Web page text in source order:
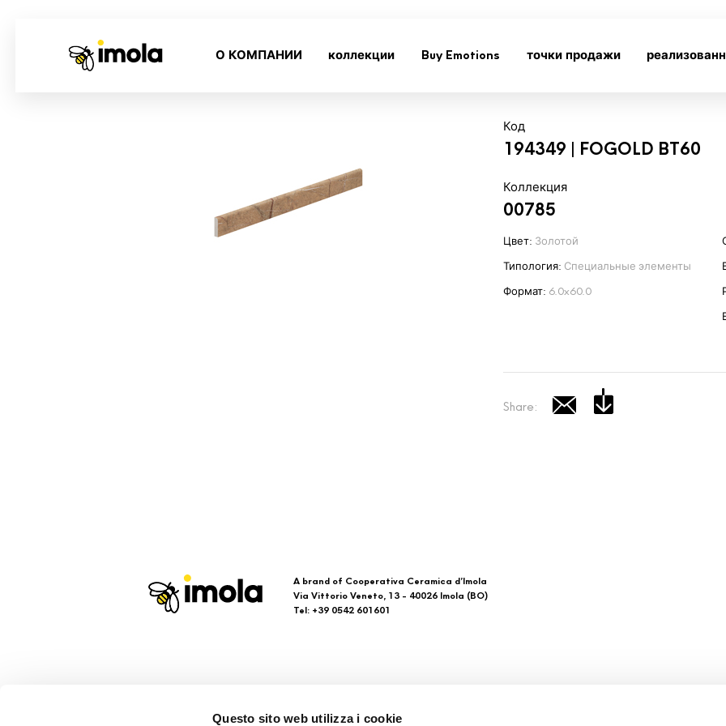
Questo sito web utilizza i cookie
О КОМПАНИИ коллекции Buy Emotions точки продажи
Код
194349 | FOGOLD BT60
Коллекция
00785
Цвет: Золотой
Типология: Специальные элементы
Формат: 6.0x60.0
Share:
A brand of Cooperativa Ceramica d’Imola
Via Vittorio Veneto, 13 - 40026 Imola (BO)
Tel: +39 0542 601601